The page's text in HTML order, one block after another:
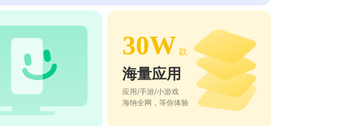
30W 款
海量应用
应用/手游/小游戏
海纳全网，等你体验